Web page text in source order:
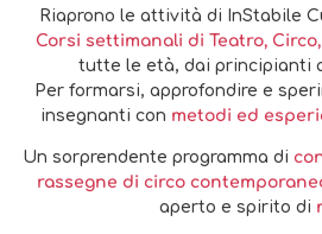
Riaprono le attività di InStabile
Corsi settimanali di Teatro,
tutte le età, dai principianti
Per formarsi, approfondire e
insegnanti con metodi ed
Un sorprendente programma di
rassegne di circo
aperto e spirito di